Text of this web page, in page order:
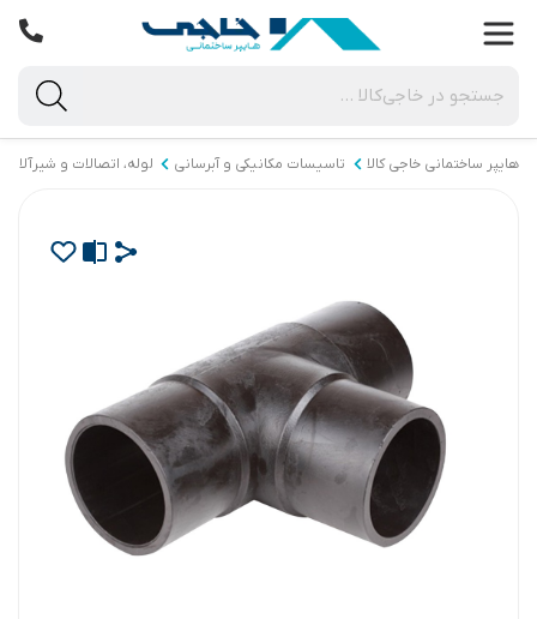
هایپر ساختمانی خاجی‌ کالا تاسیسات مکانیکی و آبرسانی لوله، اتصالات و شیرآلات